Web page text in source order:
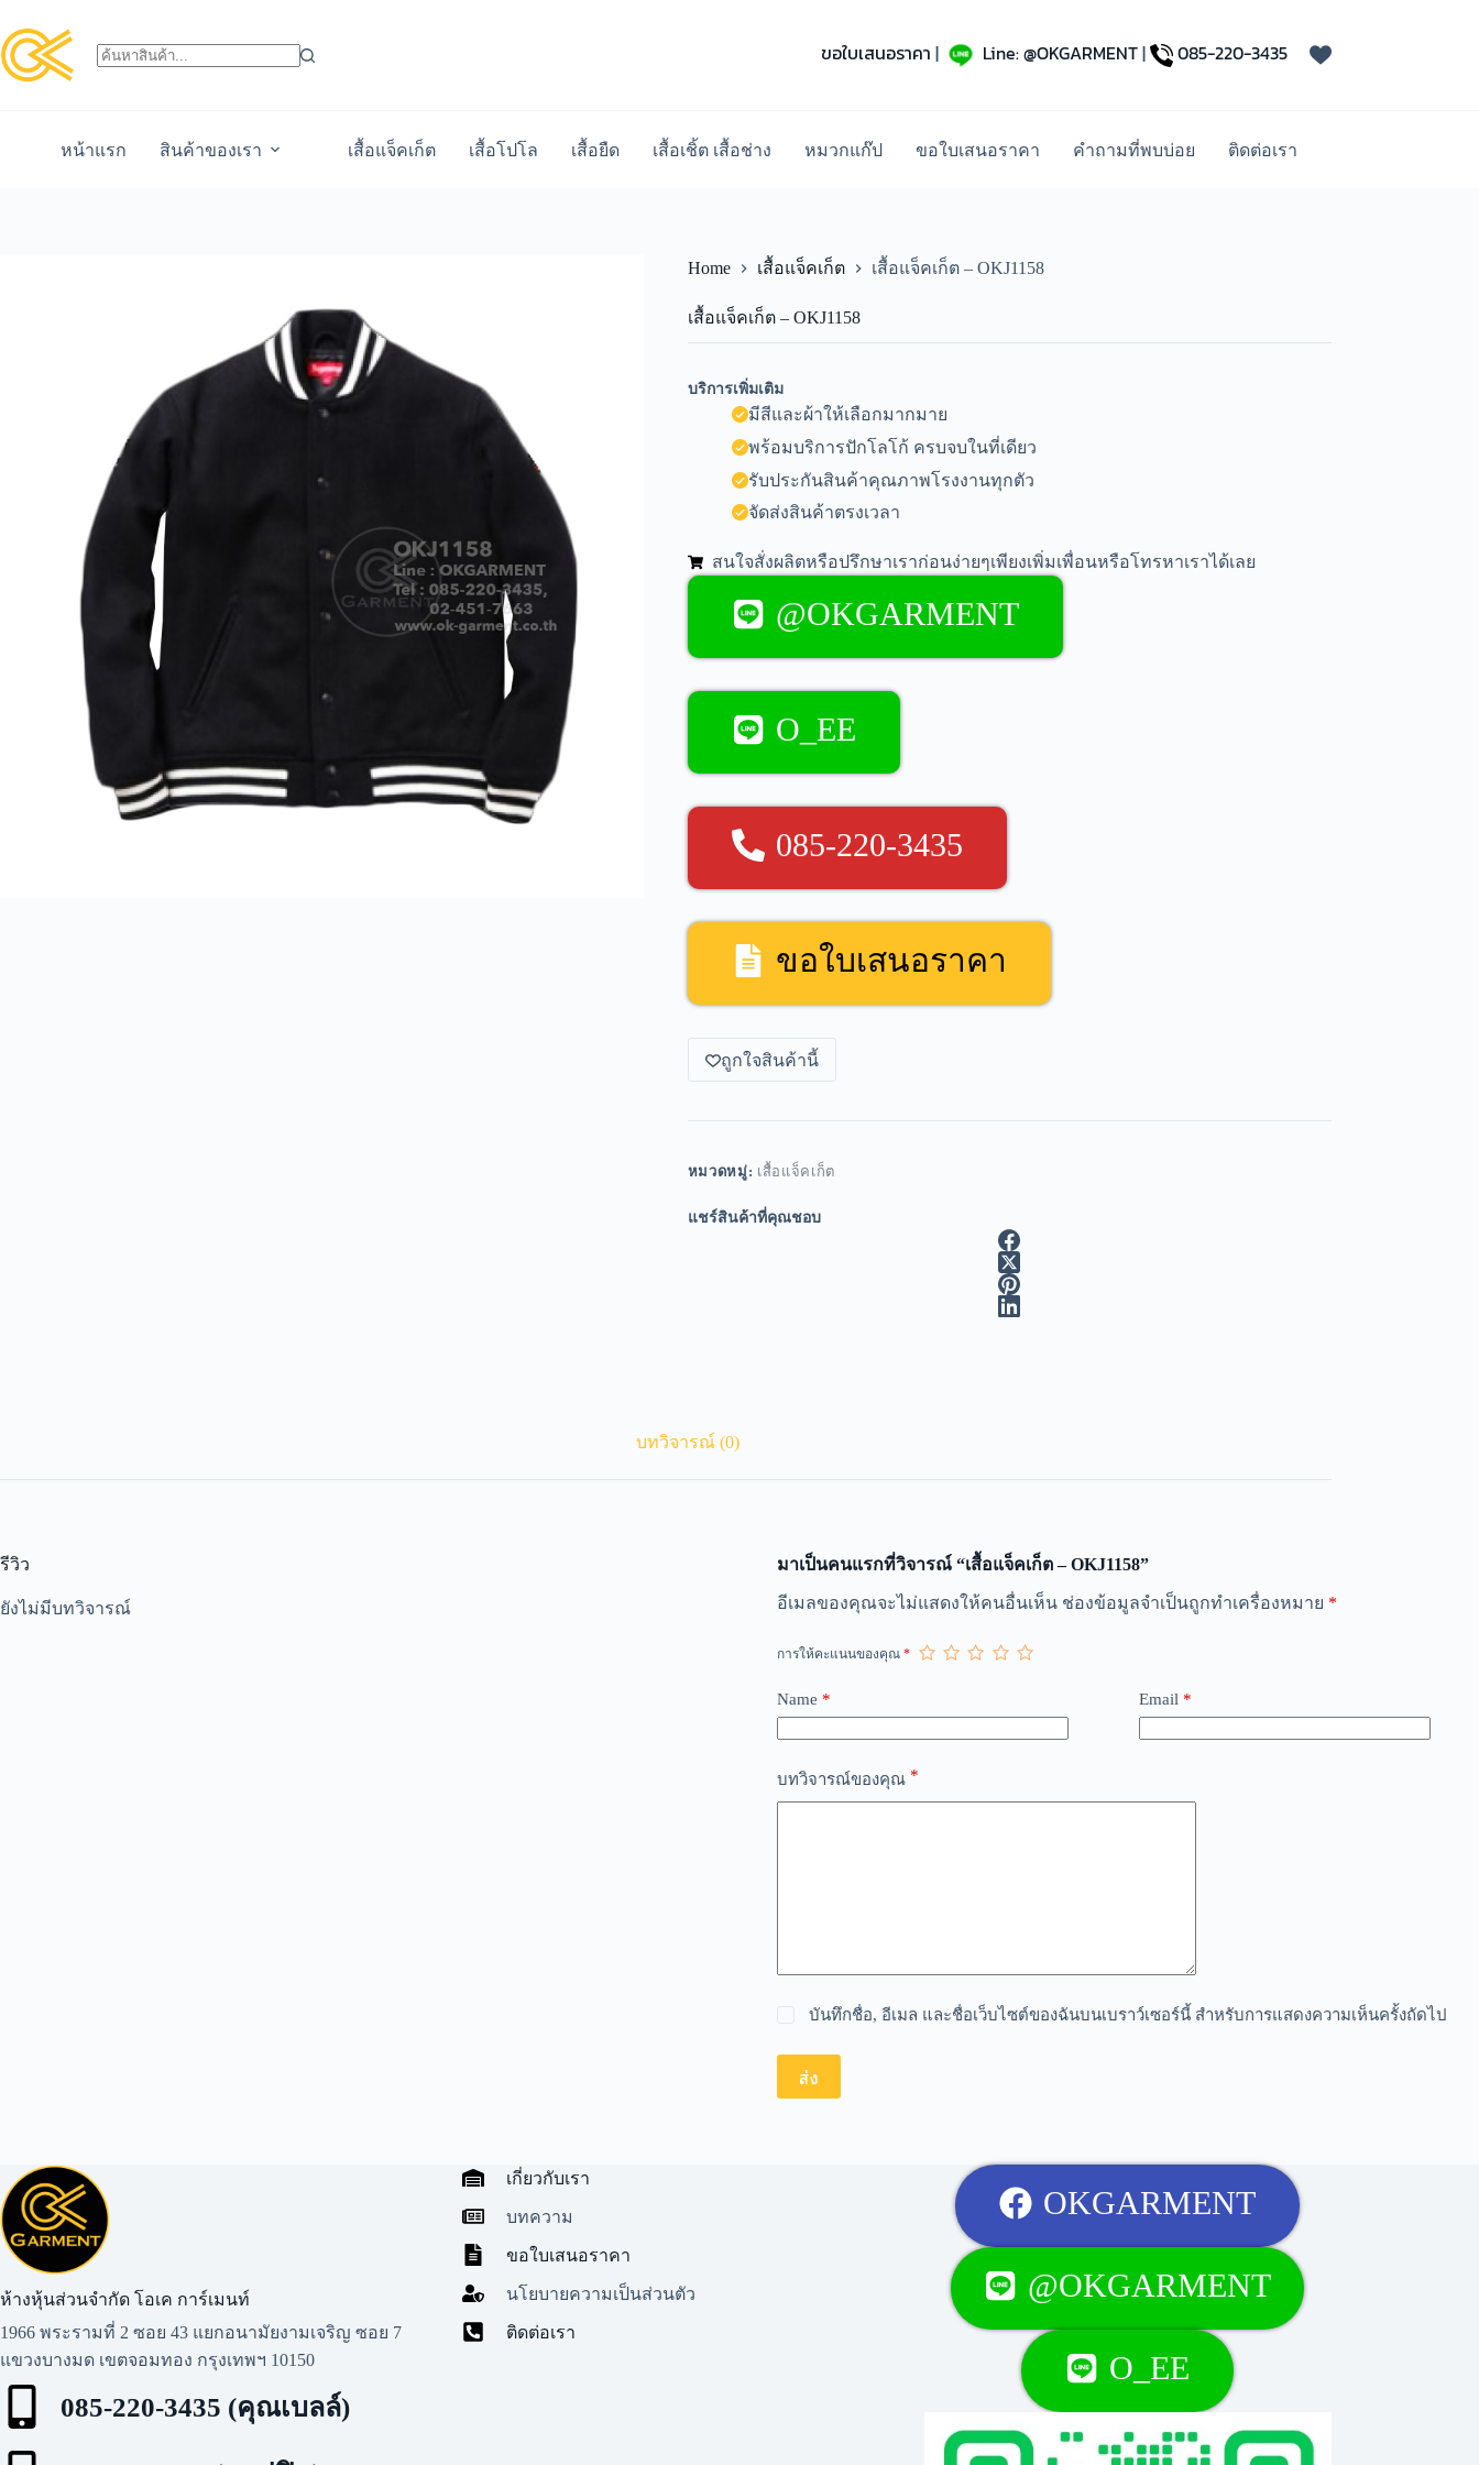
ขอใบเสนอราคา | Line: @OKGARMENT| 085-220-3435
หน้าแรก สินค้าของเรา เสื้อแจ็คเก็ต เสื้อโปโล เสื้อยืด เสื้อเชิ้ต เสื้อช่าง หมวกแก๊ป ขอใบเสนอราคา คำถามที่พบบ่อย ติดต่อเรา
Home เสื้อแจ็คเก็ต เสื้อแจ็คเก็ต – OKJ1158
เสื้อแจ็คเก็ต – OKJ1158
บริการเพิ่มเติม
มีสีและผ้าให้เลือกมากมาย
พร้อมบริการปักโลโก้ ครบจบในที่เดียว
รับประกันสินค้าคุณภาพโรงงานทุกตัว
จัดส่งสินค้าตรงเวลา
สนใจสั่งผลิตหรือปรึกษาเราก่อนง่ายๆเพียงเพิ่มเพื่อนหรือโทรหาเราได้เลย
@OKGARMENT
O_EE
085-220-3435
ขอใบเสนอราคา
ถูกใจสินค้านี้
หมวดหมู่: เสื้อแจ็คเก็ต
แชร์สินค้าที่คุณชอบ
บทวิจารณ์ (0)
รีวิว
ยังไม่มีบทวิจารณ์
มาเป็นคนแรกที่วิจารณ์ “เสื้อแจ็คเก็ต – OKJ1158”
อีเมลของคุณจะไม่แสดงให้คนอื่นเห็น ช่องข้อมูลจำเป็นถูกทำเครื่องหมาย *
การให้คะแนนของคุณ *
Name * Email *
บทวิจารณ์ของคุณ *
บันทึกชื่อ, อีเมล และชื่อเว็บไซต์ของฉันบนเบราว์เซอร์นี้ สำหรับการแสดงความเห็นครั้งถัดไป
ส่ง
A
e
n
a
t
v
ห้างหุ้นส่วนจำกัด โอเค การ์เมนท์​
1966 พระรามที่ 2 ซอย 43 แยกอนามัยงามเจริญ ซอย 7
แขวงบางมด เขตจอมทอง กรุงเทพฯ 10150
085-220-3435 (คุณเบลล์)
เกี่ยวกับเรา
บทความ
ขอใบเสนอราคา
นโยบายความเป็นส่วนตัว
ติดต่อเรา
OKGARMENT
@OKGARMENT
O_EE